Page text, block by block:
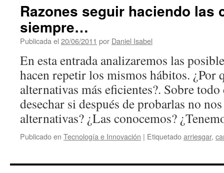
Razones seguir haciendo las
siempre…
Publicada el 20/06/2011 por Daniel Isabel
En esta entrada analizaremos las
hacen repetir los mismos hábitos. ¿Por
alternativas más eficientes?. Sobre
desechar si después de probarlas no
alternativas? ¿Las conocemos?
Publicado en Tecnología e Innovación | Etiquetadoarriesgar,